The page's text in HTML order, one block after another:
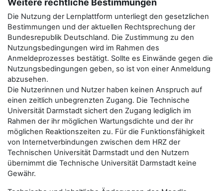
Weitere rechtliche Bestimmungen
Die Nutzung der Lernplattform unterliegt den gesetzlichen
Bestimmungen und der aktuellen Rechtsprechung der
Bundesrepublik Deutschland. Die Zustimmung zu den
Nutzungsbedingungen wird im Rahmen des
Anmeldeprozesses bestätigt. Sollte es Einwände gegen die
Nutzungsbedingungen geben, so ist von einer Anmeldung
abzusehen.
Die Nutzerinnen und Nutzer haben keinen Anspruch auf
einen zeitlich unbegrenzten Zugang. Die Technische
Universität Darmstadt sichert den Zugang lediglich im
Rahmen der ihr möglichen Wartungsdichte und der ihr
möglichen Reaktionszeiten zu. Für die Funktionsfähigkeit
von Internetverbindungen zwischen dem HRZ der
Technischen Universität Darmstadt und den Nutzern
übernimmt die Technische Universität Darmstadt keine
Gewähr.